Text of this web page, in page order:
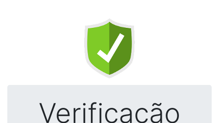
Verificação